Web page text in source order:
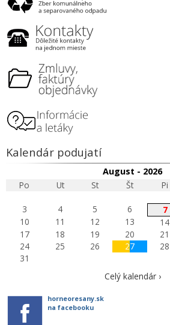
Kalendár podujatí
August - 2026
Po
Ut St Št Pi
3
4 5 6 7
10
11 12 13 14
17
18 19 20 21
24
25 26 27 28
31
Celý kalendár ›
horneoresany.sk
na facebooku